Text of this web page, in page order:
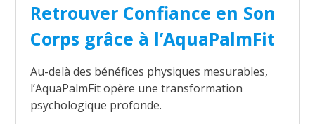
Retrouver Confiance en Son
Corps grâce à l’AquaPalmFit
Au-delà des bénéfices physiques mesurables,
l’AquaPalmFit opère une transformation
psychologique profonde.